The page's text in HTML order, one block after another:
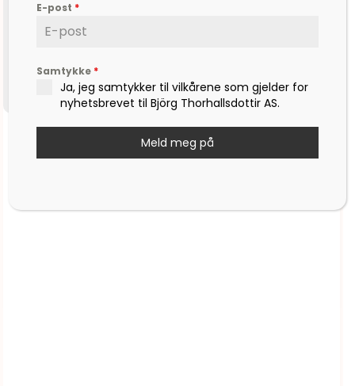
E-post *
Samtykke *
Ja, jeg samtykker til vilkårene som gjelder for
nyhetsbrevet til Björg Thorhallsdottir AS.
Meld meg på